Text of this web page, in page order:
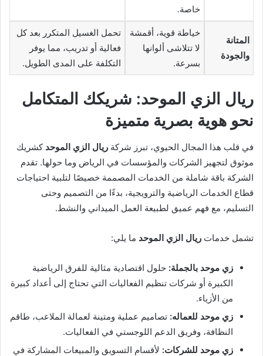
خاصة.
المتانة
والجودة
خياطة قوية، أقمشة
لا تتلاشى ألوانها
بسرعة.
تحمل الغسيل المتكرر بعد كل
فعالية أو تدريب، مما يوفر
التكلفة على المدى الطويل.
ريال الزي الموحد: شريكك المتكامل
نحو هوية بصرية متميزة
في قلب هذا المجال الحيوي، تبرز شركة ريال الزي الموحد كشريك
موثوق لتجهيز الشركات والمؤسسات في الرياض وما حولها. تقدم
الشركة باقة شاملة من الخدمات المصممة خصيصًا لتلبية احتياجات
قطاع الخدمات الرياضية والترويجية، بدءًا من التصميم وحتى
التسليم، مع فهم عميق لطبيعة العمل الميداني والنشط.
تشمل خدمات ريال الزي الموحد ما يلي:
زي موحد بالجملة: حلول اقتصادية مثالية للفرق الرياضية
الكبيرة أو شركات تنظيم الفعاليات التي تحتاج إلى أعداد كبيرة
من الأزياء.
زي موحد للعماله: تصاميم عملية ومتينة لعمالة الملاعب، طاقم
النظافة، وفريق الدعم اللوجستي في الفعاليات.
زي موحد للشركات: لأقسام التسويق والمبيعات المشاركة في